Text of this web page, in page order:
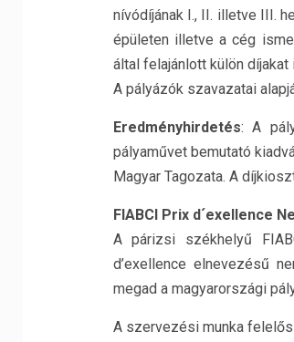
nívódíjának I., II. illetve III.
épületen illetve a cég
által felajánlott külön
A pályázók szavazatai
Eredményhirdetés: A
pályaművet bemutató
Magyar Tagozata. A
FIABCI Prix d´exellence
A párizsi székhelyű
d’exellence elnevezésű
megad a magyarországi
A szervezési munka